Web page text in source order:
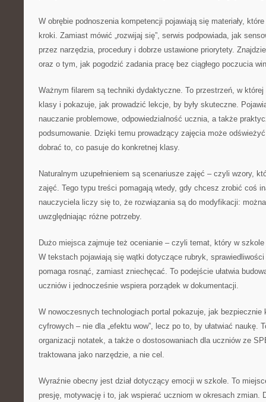
W obrębie podnoszenia kompetencji pojawiają się materiały,
kroki. Zamiast mówić „rozwijaj się”, serwis podpowiada, jak
przez narzędzia, procedury i dobrze ustawione priorytety.
oraz o tym, jak pogodzić zadania pracę bez ciągłego poczucia
Ważnym filarem są techniki dydaktyczne. To przestrzeń, w której
klasy i pokazuje, jak prowadzić lekcje, by były skuteczne.
nauczanie problemowe, odpowiedzialność ucznia, a także
podsumowanie. Dzięki temu prowadzący zajęcia może
dobrać to, co pasuje do konkretnej klasy.
Naturalnym uzupełnieniem są scenariusze zajęć – czyli wzory,
zajęć. Tego typu treści pomagają wtedy, gdy chcesz zrobić coś
nauczyciela liczy się to, że rozwiązania są do modyfikacji:
uwzględniając różne potrzeby.
Dużo miejsca zajmuje też ocenianie – czyli temat, który w szkole
W tekstach pojawiają się wątki dotyczące rubryk,
pomaga rosnąć, zamiast zniechęcać. To podejście ułatwia
uczniów i jednocześnie wspiera porządek w dokumentacji.
W nowoczesnych technologiach portal pokazuje, jak bezpiecznie
cyfrowych – nie dla „efektu wow”, lecz po to, by ułatwiać naukę.
organizacji notatek, a także o dostosowaniach dla uczniów ze
traktowana jako narzędzie, a nie cel.
Wyraźnie obecny jest dział dotyczący emocji w szkole. To
presję, motywację i to, jak wspierać uczniom w okresach zmian.